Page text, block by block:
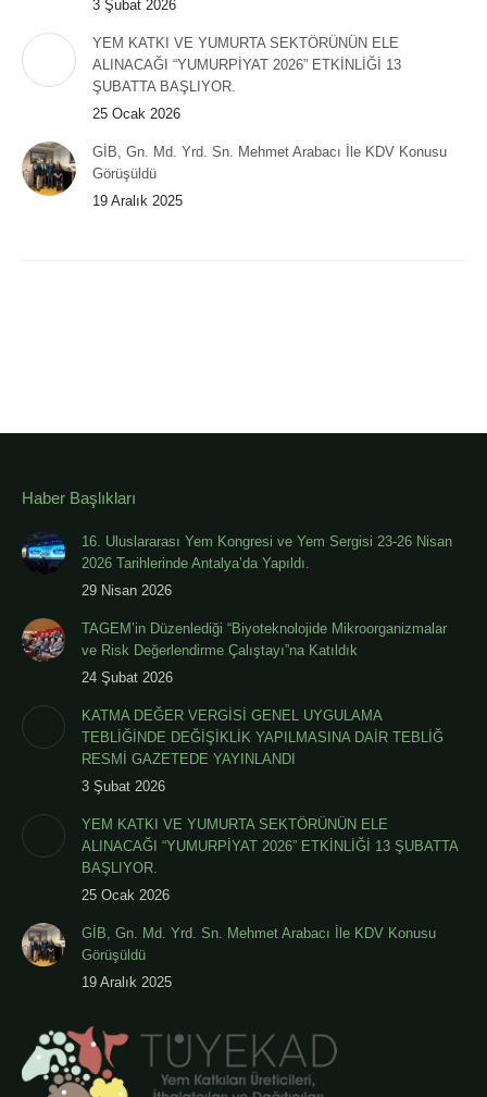
3 Şubat 2026
YEM KATKI VE YUMURTA SEKTÖRÜNÜN ELE
ALINACAĞI “YUMURPİYAT 2026” ETKİNLİĞİ 13
ŞUBATTA BAŞLIYOR.
25 Ocak 2026
GİB, Gn. Md. Yrd. Sn. Mehmet Arabacı İle KDV Konusu
Görüşüldü
19 Aralık 2025
Haber Başlıkları
16. Uluslararası Yem Kongresi ve Yem Sergisi 23-26 Nisan
2026 Tarihlerinde Antalya’da Yapıldı.
29 Nisan 2026
TAGEM’in Düzenlediği “Biyoteknolojide Mikroorganizmalar
ve Risk Değerlendirme Çalıştayı”na Katıldık
24 Şubat 2026
KATMA DEĞER VERGİSİ GENEL UYGULAMA
TEBLİĞİNDE DEĞİŞİKLİK YAPILMASINA DAİR TEBLİĞ
RESMİ GAZETEDE YAYINLANDI
3 Şubat 2026
YEM KATKI VE YUMURTA SEKTÖRÜNÜN ELE
ALINACAĞI “YUMURPİYAT 2026” ETKİNLİĞİ 13 ŞUBATTA
BAŞLIYOR.
25 Ocak 2026
GİB, Gn. Md. Yrd. Sn. Mehmet Arabacı İle KDV Konusu
Görüşüldü
19 Aralık 2025